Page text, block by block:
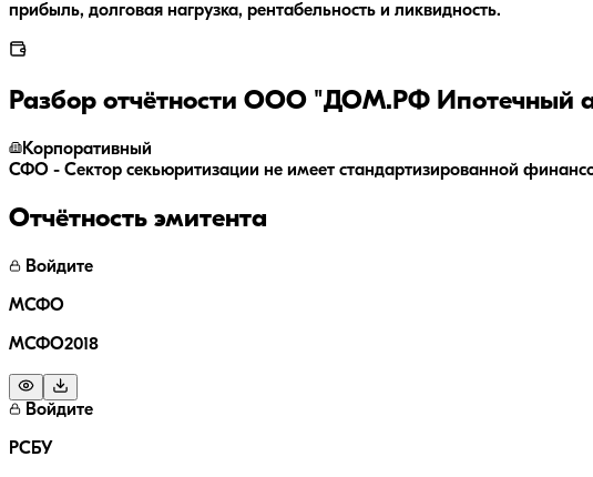
прибыль, долговая нагрузка, рентабельность и ликвидность.
Разбор отчётности ООО "ДОМ.РФ Ипотечный
Корпоративный
СФО - Сектор секьюритизации не имеет стандартизированной
Отчётность эмитента
Войдите
МСФО
МСФО2018
Войдите
РСБУ